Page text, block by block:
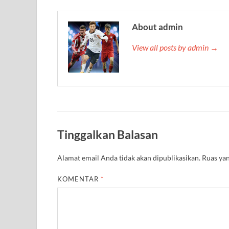
About admin
View all posts by admin →
Tinggalkan Balasan
Alamat email Anda tidak akan dipublikasikan. Ruas
KOMENTAR *